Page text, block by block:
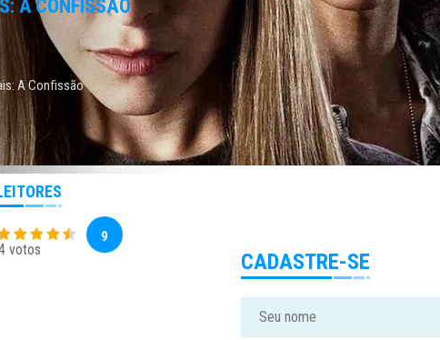
A CONFISSÃO
A Confissão
votos
9
CADASTRE-SE